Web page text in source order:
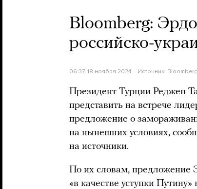
Bloomberg:
российско-
06:37, 18 ноября 2024 Источник: Bloomberg
Президент Турции Реджеп
представить на встрече
предложение о
на нынешних условиях,
на источники.
По их словам, предложение
«в качестве уступки